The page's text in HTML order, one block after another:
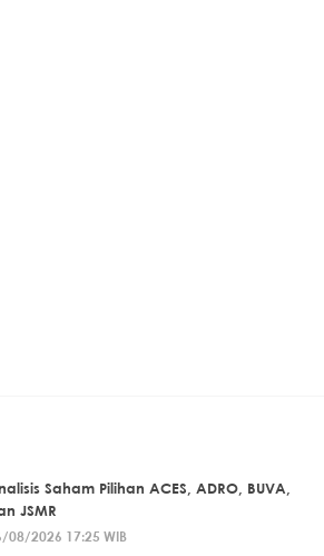
Saham Pilihan ACES, ADRO, BUVA,
JSMR
08/2026 17:25 WIB